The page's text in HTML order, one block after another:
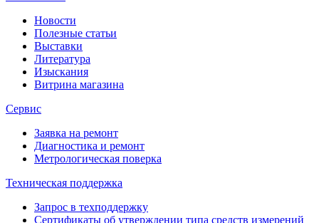
Новости
Полезные статьи
Выставки
Литература
Изыскания
Витрина магазина
Сервис
Заявка на ремонт
Диагностика и ремонт
Метрологическая поверка
Техническая поддержка
Запрос в техподдержку
Сертификаты об утверждении типа средств измерений